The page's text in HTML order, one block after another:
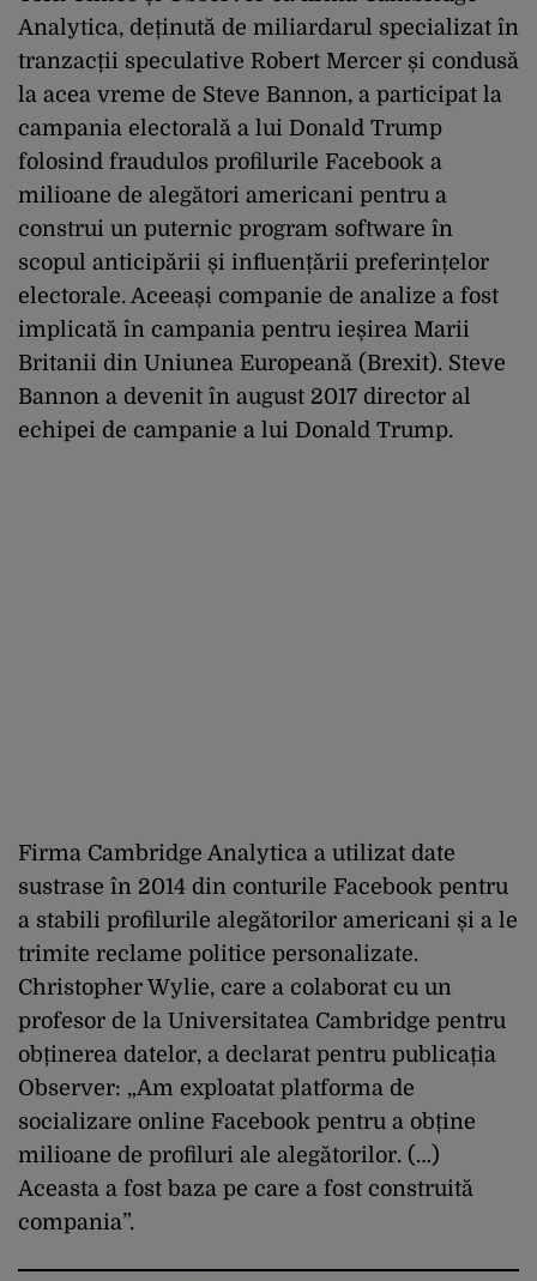
Analytica, deținută de miliardarul specializat în
tranzacții speculative Robert Mercer și condusă
la acea vreme de Steve Bannon, a participat la
campania electorală a lui Donald Trump
folosind fraudulos profilurile Facebook a
milioane de alegători americani pentru a
construi un puternic program software în
scopul anticipării și influențării preferințelor
electorale. Aceeași companie de analize a fost
implicată în campania pentru ieșirea Marii
Britanii din Uniunea Europeană (Brexit). Steve
Bannon a devenit în august 2017 director al
echipei de campanie a lui Donald Trump.
Firma Cambridge Analytica a utilizat date
sustrase în 2014 din conturile Facebook pentru
a stabili profilurile alegătorilor americani și a le
trimite reclame politice personalizate.
Christopher Wylie, care a colaborat cu un
profesor de la Universitatea Cambridge pentru
obținerea datelor, a declarat pentru publicația
Observer: „Am exploatat platforma de
socializare online Facebook pentru a obține
milioane de profiluri ale alegătorilor. (…)
Aceasta a fost baza pe care a fost construită
compania”.